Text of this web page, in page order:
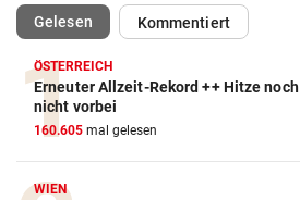
Gelesen(ausgewählt)Kommentiert
ÖSTERREICH
Erneuter Allzeit-Rekord ++ Hitze noch
nicht vorbei
160.605 mal gelesen
WIEN